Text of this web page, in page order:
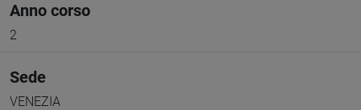
Anno corso
2
Sede
VENEZIA